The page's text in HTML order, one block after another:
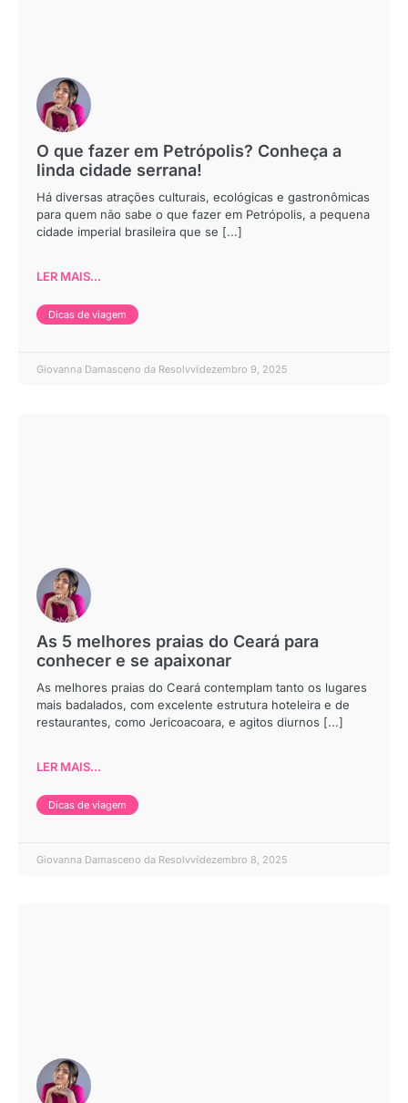
O que fazer em Petrópolis? Conheça a
linda cidade serrana!
Há diversas atrações culturais, ecológicas e gastronômicas
para quem não sabe o que fazer em Petrópolis, a pequena
cidade imperial brasileira que se [...]
LER MAIS...
Dicas de viagem
Giovanna Damasceno da Resolvvidezembro 9, 2025
As 5 melhores praias do Ceará para
conhecer e se apaixonar
As melhores praias do Ceará contemplam tanto os lugares
mais badalados, com excelente estrutura hoteleira e de
restaurantes, como Jericoacoara, e agitos diurnos [...]
LER MAIS...
Dicas de viagem
Giovanna Damasceno da Resolvvidezembro 8, 2025